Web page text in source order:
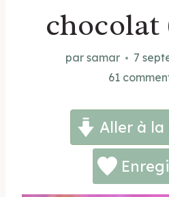
chocolat
par samar
7
61
Aller à la